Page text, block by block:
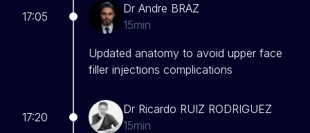
17:05
Dr Andre BRAZ
15min
Updated anatomy to avoid upper face
filler injections complications
17:20
Dr Ricardo RUIZ RODRIGUEZ
15min